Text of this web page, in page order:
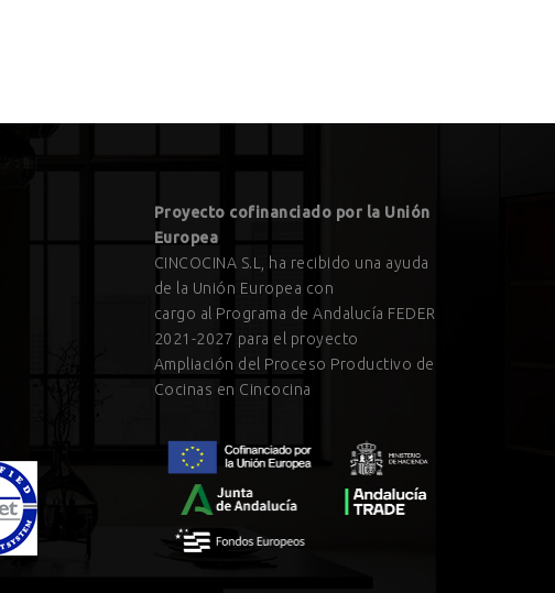
Proyecto cofinanciado por la Unión
Europea
CINCOCINA S.L, ha recibido una ayuda
de la Unión Europea con
cargo al Programa de Andalucía FEDER
2021-2027 para el proyecto
Ampliación del Proceso Productivo de
Cocinas en Cincocina